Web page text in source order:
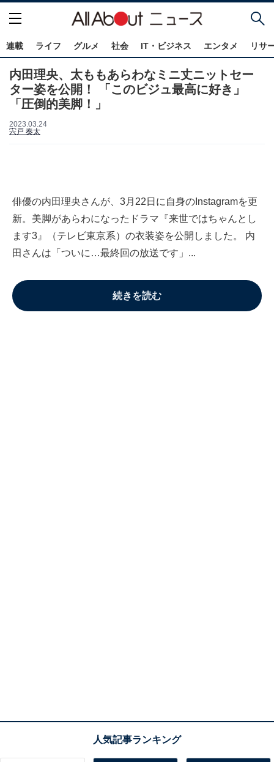
連載 ライフ グルメ 社会 IT・ビジネス エンタメ リサ
内田理央、太ももあらわなミニ丈ニットセー
ター姿を公開！ 「このビジュ最高に好き」
「圧倒的美脚！」
2023.03.24
宍戸 奏太
俳優の内田理央さんが、3月22日に自身のInstagramを更
新。美脚があらわになったドラマ『来世ではちゃんとし
ます3』（テレビ東京系）の衣装姿を公開しました。 内
田さんは「ついに…最終回の放送です」...
続きを読む